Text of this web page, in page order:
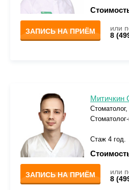
ЗАПИСЬ НА ПРИЁМ
или
8
Митичкин
Стоматолог,
Стаж 4 год.
ЗАПИСЬ НА ПРИЁМ
или
8